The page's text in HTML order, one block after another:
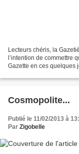
Lecteurs chéris, la
l’intention de commettre
Gazette en ces quelques
Cosmopolite...
Publié le 11/02/2013 à
Par Zigobelle